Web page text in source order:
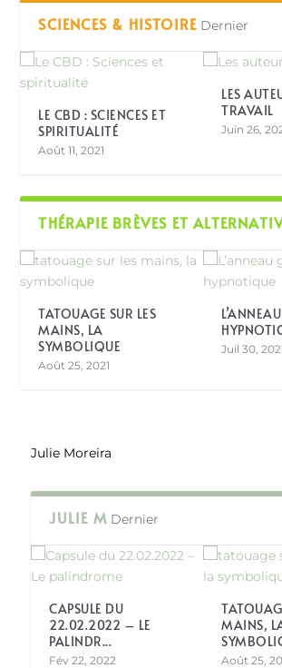
SCIENCES & HISTOIRE Dernier
LE CBD : SCIENCES ET
SPIRITUALITÉ
Août 11, 2021
LES
TRAVAIL
Juin 26,
THÉRAPIE BRÈVES ET
TATOUAGE SUR LES
MAINS, LA
SYMBOLIQUE
Août 25, 2021
Juil 30,
Julie Moreira
JULIE M Dernier
CAPSULE DU
22.02.2022 – LE
PALINDR...
Fév 22, 2022
MAINS,
Août 25,